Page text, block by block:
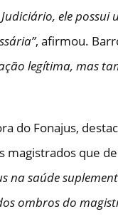
ele
, afirmou.
legítima, mas
do Fonajus,
magistrados que
na saúde
ombros do